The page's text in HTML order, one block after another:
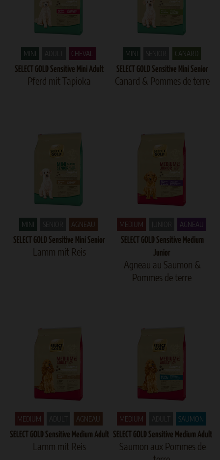
MINI CHEVAL
SELECT GOLD Sensitive Mini Adult
Pferd mit Tapioka
MINI CANARD
SELECT GOLD Sensitive Mini Senior
Canard & Pommes de terre
MINI AGNEAU
SELECT GOLD Sensitive Mini Senior
Lamm mit Reis
MEDIUM AGNEAU
SELECT GOLD Sensitive Medium
Junior
Agneau au Saumon &
Pommes de terre
MEDIUM AGNEAU
SELECT GOLD Sensitive Medium Adult
Lamm mit Reis
MEDIUM SAUMON
SELECT GOLD Sensitive Medium Adult
Saumon aux Pommes de